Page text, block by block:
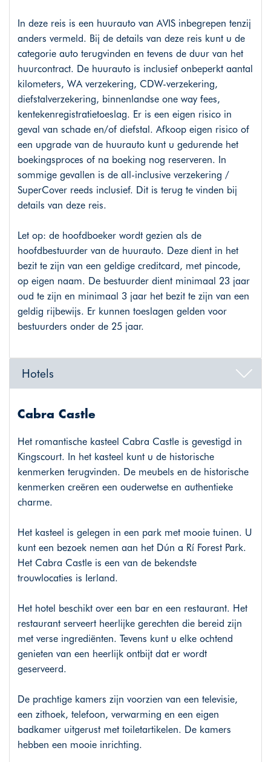
In deze reis is een huurauto van AVIS inbegrepen tenzij
anders vermeld. Bij de details van deze reis kunt u de
categorie auto terugvinden en tevens de duur van het
huurcontract. De huurauto is inclusief onbeperkt aantal
kilometers, WA verzekering, CDW-verzekering,
diefstalverzekering, binnenlandse one way fees,
kentekenregistratietoeslag. Er is een eigen risico in
geval van schade en/of diefstal. Afkoop eigen risico of
een upgrade van de huurauto kunt u gedurende het
boekingsproces of na boeking nog reserveren. In
sommige gevallen is de all-inclusive verzekering /
SuperCover reeds inclusief. Dit is terug te vinden bij
details van deze reis.
Let op: de hoofdboeker wordt gezien als de
hoofdbestuurder van de huurauto. Deze dient in het
bezit te zijn van een geldige creditcard, met pincode,
op eigen naam. De bestuurder dient minimaal 23 jaar
oud te zijn en minimaal 3 jaar het bezit te zijn van een
geldig rijbewijs. Er kunnen toeslagen gelden voor
bestuurders onder de 25 jaar.
Hotels
Cabra Castle
Het romantische kasteel Cabra Castle is gevestigd in
Kingscourt. In het kasteel kunt u de historische
kenmerken terugvinden. De meubels en de historische
kenmerken creëren een ouderwetse en authentieke
charme.
Het kasteel is gelegen in een park met mooie tuinen. U
kunt een bezoek nemen aan het Dún a Rí Forest Park.
Het Cabra Castle is een van de bekendste
trouwlocaties is Ierland.
Het hotel beschikt over een bar en een restaurant. Het
restaurant serveert heerlijke gerechten die bereid zijn
met verse ingrediënten. Tevens kunt u elke ochtend
genieten van een heerlijk ontbijt dat er wordt
geserveerd.
De prachtige kamers zijn voorzien van een televisie,
een zithoek, telefoon, verwarming en een eigen
badkamer uitgerust met toiletartikelen. De kamers
hebben een mooie inrichting.